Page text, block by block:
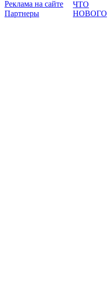
Реклама на сайте
Партнеры
ЧТО
НОВОГО